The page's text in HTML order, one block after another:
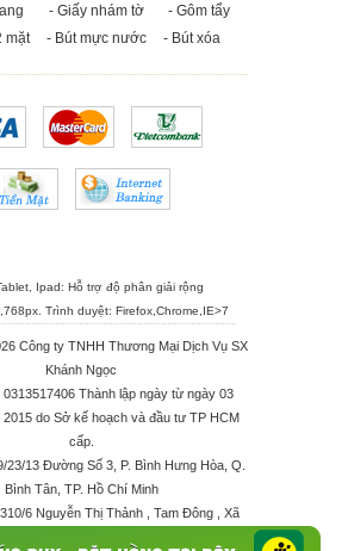
- Giấy nhám tờ
- Gôm tẩy
mặt
- Bút mực nước - Bút xóa
Ipad: Hỗ trợ độ phân giải rộng
Trình duyệt: Firefox,Chrome,IE>7
Công ty TNHH Thương Mại Dịch Vụ SX
Khánh Ngọc
0313517406 Thành lập ngày từ ngày 03
2015 do Sở kế hoạch và đầu tư TP HCM
cấp.
23/13 Đường Số 3, P. Bình Hưng Hòa, Q.
Bình Tân, TP. Hồ Chí Minh
6 Nguyễn Thị Thảnh , Tam Đông , Xã